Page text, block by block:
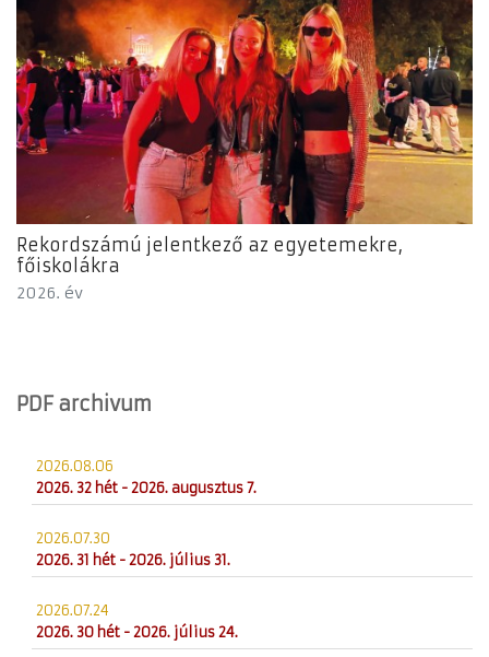
Rekordszámú jelentkező az egyetemekre,
főiskolákra
2026. év
PDF archivum
2026.08.06
2026. 32 hét - 2026. augusztus 7.
2026.07.30
2026. 31 hét - 2026. július 31.
2026.07.24
2026. 30 hét - 2026. július 24.